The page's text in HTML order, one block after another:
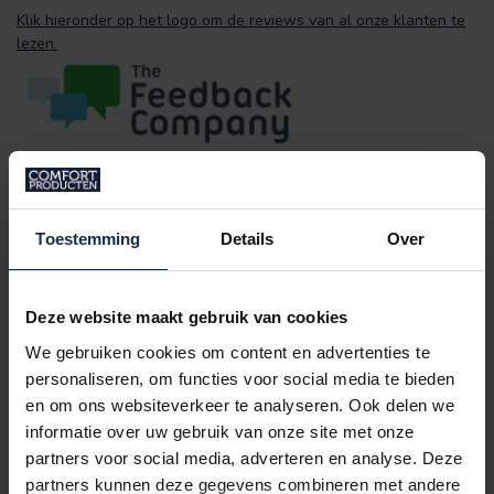
Toestemming Details Over
Deze website maakt gebruik van cookies
We gebruiken cookies om content en advertenties te
personaliseren, om functies voor social media te bieden
en om ons websiteverkeer te analyseren. Ook delen we
informatie over uw gebruik van onze site met onze
partners voor social media, adverteren en analyse. Deze
partners kunnen deze gegevens combineren met andere
Klik hieronder op het logo om de reviews van al onze klanten te
lezen.
REVIEWS
GERELATEERDE PRODUCTEN
BERTSCHAT®